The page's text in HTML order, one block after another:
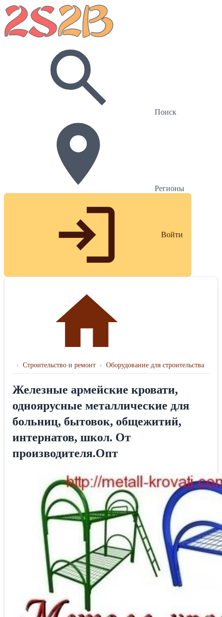
Поиск
Регионы
Войти
› Строительство и ремонт › Оборудование для строительства
Железные армейские кровати,
одноярусные металлические для
больниц, бытовок, общежитий,
интернатов, школ. От
производителя.Опт